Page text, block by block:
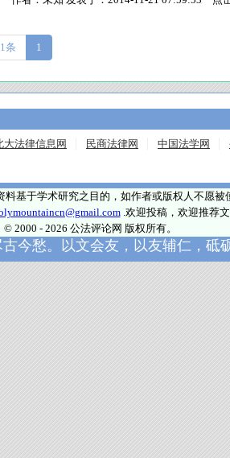
条 1
大法律信息网 民商法律网 中国法学网
基于学术研究之目的，如作者或版权人不愿被
.欢迎投稿，欢迎推荐文
© 2000 - 2026 公法评论网 版权所有。
今愁。以文会友，以友辅仁，砥